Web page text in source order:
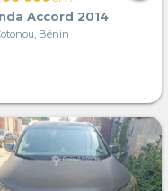
Accord 2014
Bénin